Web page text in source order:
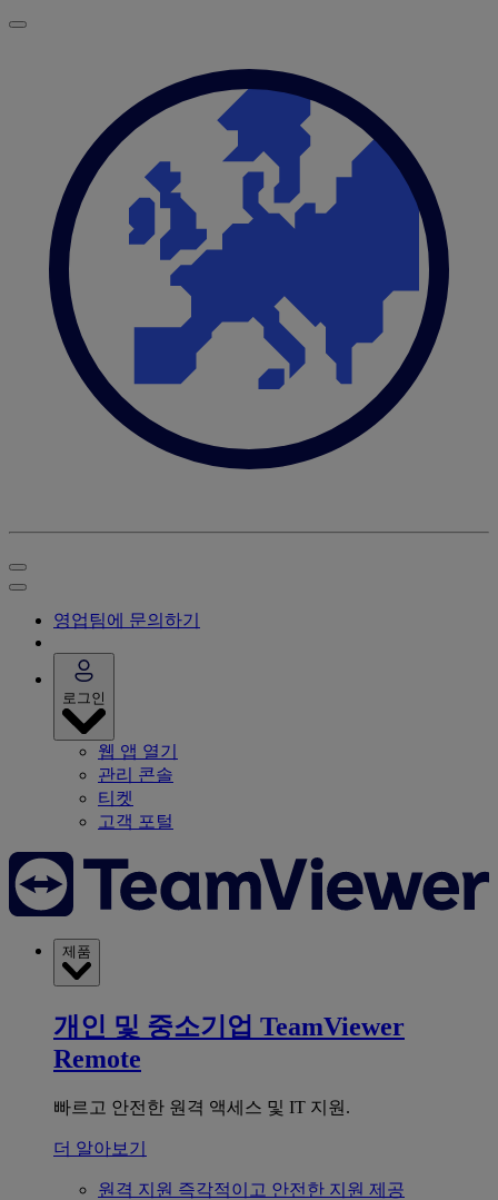
영업팀에 문의하기
로그인
웹 앱 열기
관리 콘솔
티켓
고객 포털
제품
개인 및 중소기업 TeamViewer
Remote
빠르고 안전한 원격 액세스 및 IT 지원.
더 알아보기
원격 지원 즉각적이고 안전한 지원 제공